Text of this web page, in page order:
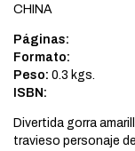
CHINA
Páginas:
Formato:
Peso: 0.3 kgs.
ISBN:
Divertida gorra
travieso personaje